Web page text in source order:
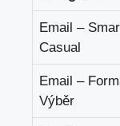
Email –
Casual
Email –
Výběr